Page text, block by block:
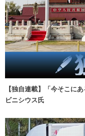
【独自連載】「今そこに
ビニシウス氏